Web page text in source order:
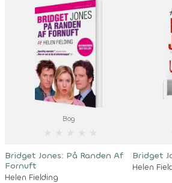
Bog
Bridget Jones: På Randen Af
Fornuft
Helen Fielding
Bridget
Helen